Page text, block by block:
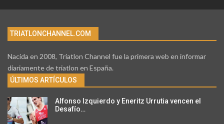
TRIATLONCHANNEL.COM
Nacida en 2008, Triatlon Channel fue la primera web en informar
diariamente de triatlon en España.
ÚLTIMOS ARTÍCULOS
Alfonso Izquierdo y Eneritz Urrutia vencen el
Desafío…